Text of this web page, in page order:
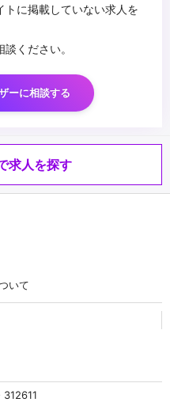
に掲載していない求人を
ください。
ーに相談する
求人を探す
いて